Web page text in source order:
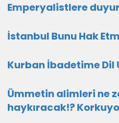
Emperyalistlere
İstanbul Bunu Hak
Kurban İbadetime Dil
Ümmetin alimleri ne
haykıracak!?